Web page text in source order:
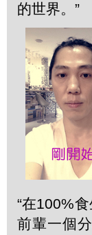
的世界。”
“在100%
前輩一個